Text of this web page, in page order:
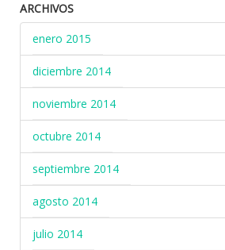
ARCHIVOS
enero 2015
diciembre 2014
noviembre 2014
octubre 2014
septiembre 2014
agosto 2014
julio 2014